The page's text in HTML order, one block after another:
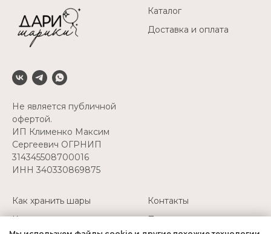
Не является публичной
офертой.
ИП Клименко Максим
Сергеевич ОГРНИП
314345508700016
ИНН 340330869875
Каталог
Доставка и оплата
Как хранить шары
Как перевозить шары
Контакты
Политика